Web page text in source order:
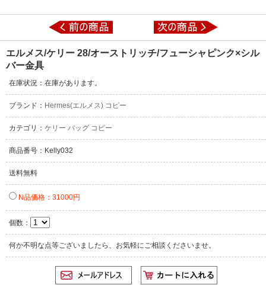
エルメス/ケリー 28/オーストリッチ/フューシャピンク×シル
バー金具
在庫状況：在庫があります。
ブランド： Hermes(エルメス) コピー
カテゴリ： ケリー バッグ コピー
商品番号：Kelly032
送料無料
N品価格：31000円
個数：
何か不明な点等ございましたら、お気軽にご相談くださいませ。